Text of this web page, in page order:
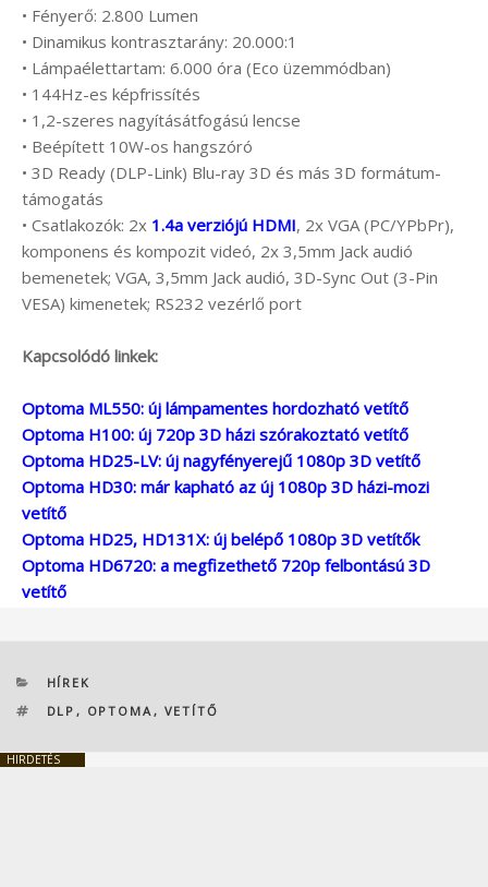
• Fényerő: 2.800 Lumen
• Dinamikus kontrasztarány: 20.000:1
• Lámpaélettartam: 6.000 óra (Eco üzemmódban)
• 144Hz-es képfrissítés
• 1,2-szeres nagyításátfogású lencse
• Beépített 10W-os hangszóró
• 3D Ready (DLP-Link) Blu-ray 3D és más 3D formátum-
támogatás
• Csatlakozók: 2x 1.4a verziójú HDMI, 2x VGA (PC/YPbPr),
komponens és kompozit videó, 2x 3,5mm Jack audió
bemenetek; VGA, 3,5mm Jack audió, 3D-Sync Out (3-Pin
VESA) kimenetek; RS232 vezérlő port
Kapcsolódó linkek:
Optoma ML550: új lámpamentes hordozható vetítő
Optoma H100: új 720p 3D házi szórakoztató vetítő
Optoma HD25-LV: új nagyfényerejű 1080p 3D vetítő
Optoma HD30: már kapható az új 1080p 3D házi-mozi
vetítő
Optoma HD25, HD131X: új belépő 1080p 3D vetítők
Optoma HD6720: a megfizethető 720p felbontású 3D
vetítő
KATEGÓRIÁK
HÍREK
CÍMKÉK
DLP , OPTOMA , VETÍTŐ
HIRDETÉS